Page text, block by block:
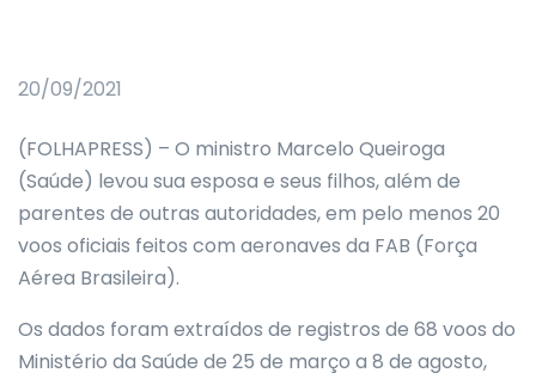
20/09/2021
(FOLHAPRESS) – O ministro Marcelo Queiroga
(Saúde) levou sua esposa e seus filhos, além de
parentes de outras autoridades, em pelo menos 20
voos oficiais feitos com aeronaves da FAB (Força
Aérea Brasileira).
Os dados foram extraídos de registros de 68 voos do
Ministério da Saúde de 25 de março a 8 de agosto,